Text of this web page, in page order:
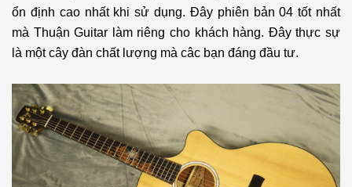
ổn định cao nhất khi sử dụng. Đây phiên bản 04 tốt nhất
mà Thuận Guitar làm riêng cho khách hàng. Đây thực sự
là một cây đàn chất lượng mà câc bạn đáng đầu tư.